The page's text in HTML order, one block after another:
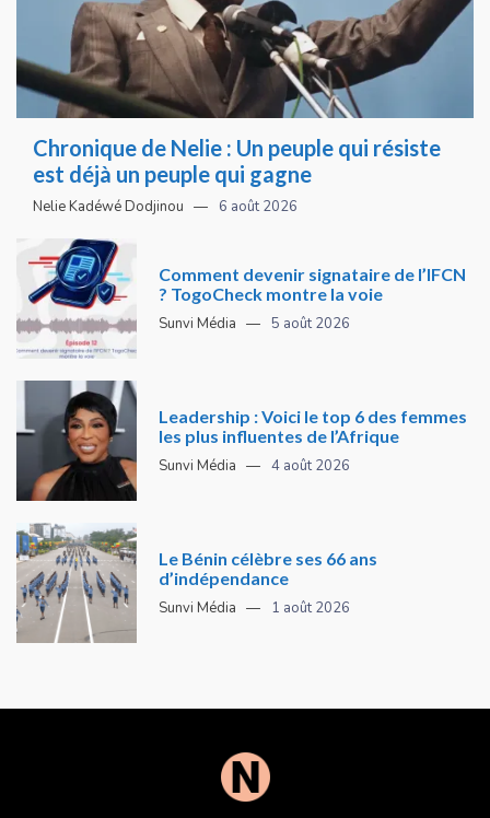
Chronique de Nelie : Un peuple qui résiste
est déjà un peuple qui gagne
Nelie Kadéwé Dodjinou 6 août 2026
Comment devenir signataire de l’IFCN
? TogoCheck montre la voie
Sunvi Média 5 août 2026
Leadership : Voici le top 6 des femmes
les plus influentes de l’Afrique
Sunvi Média 4 août 2026
Le Bénin célèbre ses 66 ans
d’indépendance
Sunvi Média 1 août 2026